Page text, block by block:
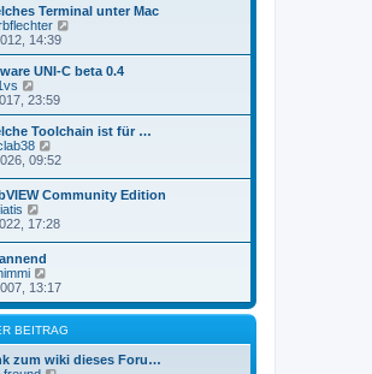
r
a
g
B
e
i
r
g
e
s
t
r
B
r
g
Terminal unter Mac
u
e
B
t
r
14:39
UNI-C beta 0.4
e
u
e
s
t
B
e
i
t
r
a
g
23:59
Toolchain ist für …
e
s
t
e
r
i
t
r
a
g
09:52
Community Edition
e
e
s
t
e
r
B
e
t
17:28
e
u
e
s
t
e
13:17
BEITRAG
zum wiki dieses Foru…